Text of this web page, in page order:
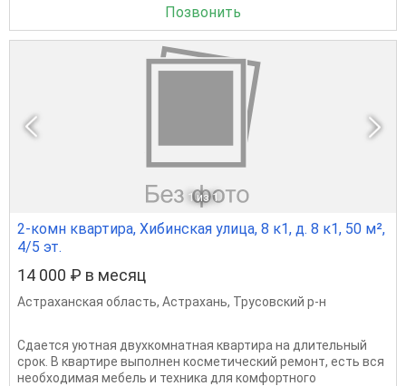
Позвонить
1 из 1
2-комн квартира, Хибинская улица, 8 к1, д. 8 к1, 50 м²,
4/5 эт.
14 000 ₽ в месяц
Астраханская область, Астрахань, Трусовский р-н
Сдается уютная двухкомнатная квартира на длительный
срок. В квартире выполнен косметический ремонт, есть вся
необходимая мебель и техника для комфортного